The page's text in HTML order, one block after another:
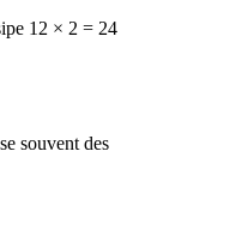
12 × 2 = 24
souvent des